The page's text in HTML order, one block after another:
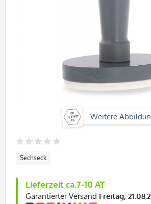
Weitere
Sechseck
Lieferzeit ca.7-10 AT
Garantierter Versand Freitag,